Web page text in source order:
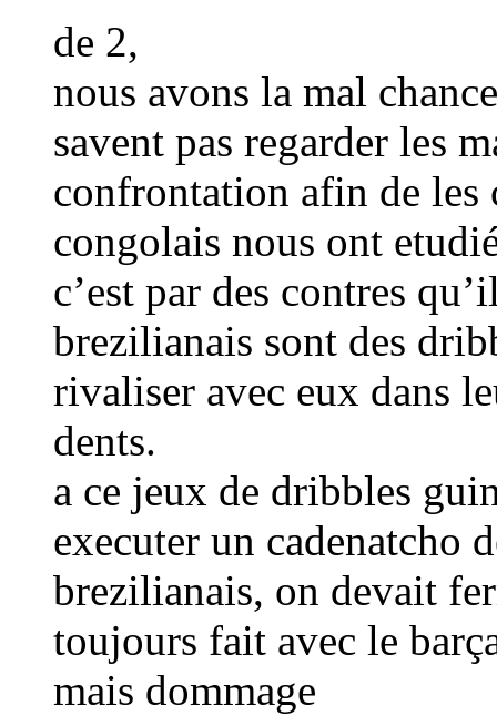
de 2,
nous avons la mal
savent pas regarder les
confrontation afin de les
congolais nous ont
c’est par des contres
brezilianais sont des
rivaliser avec eux dans
dents.
a ce jeux de dribbles
executer un cadenatcho
brezilianais, on devait
toujours fait avec le
mais dommage